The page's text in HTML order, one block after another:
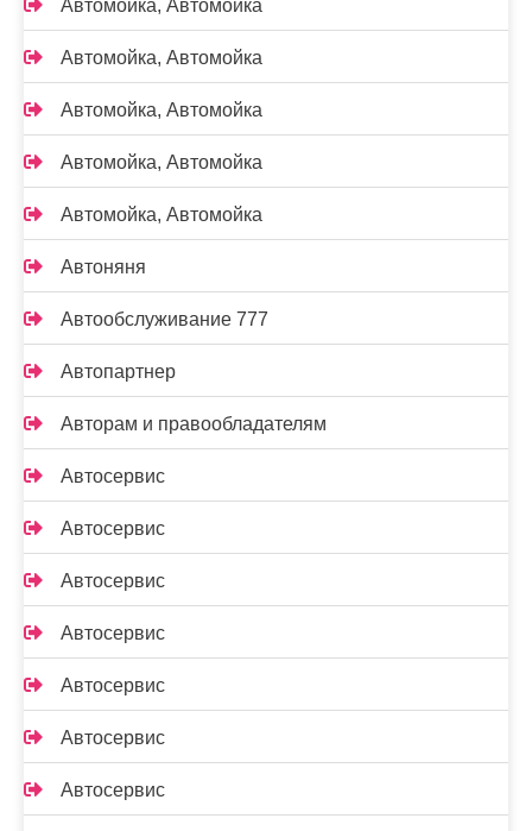
Автомойка, Автомойка
Автомойка, Автомойка
Автомойка, Автомойка
Автомойка, Автомойка
Автомойка, Автомойка
Автоняня
Автообслуживание 777
Автопартнер
Авторам и правообладателям
Автосервис
Автосервис
Автосервис
Автосервис
Автосервис
Автосервис
Автосервис